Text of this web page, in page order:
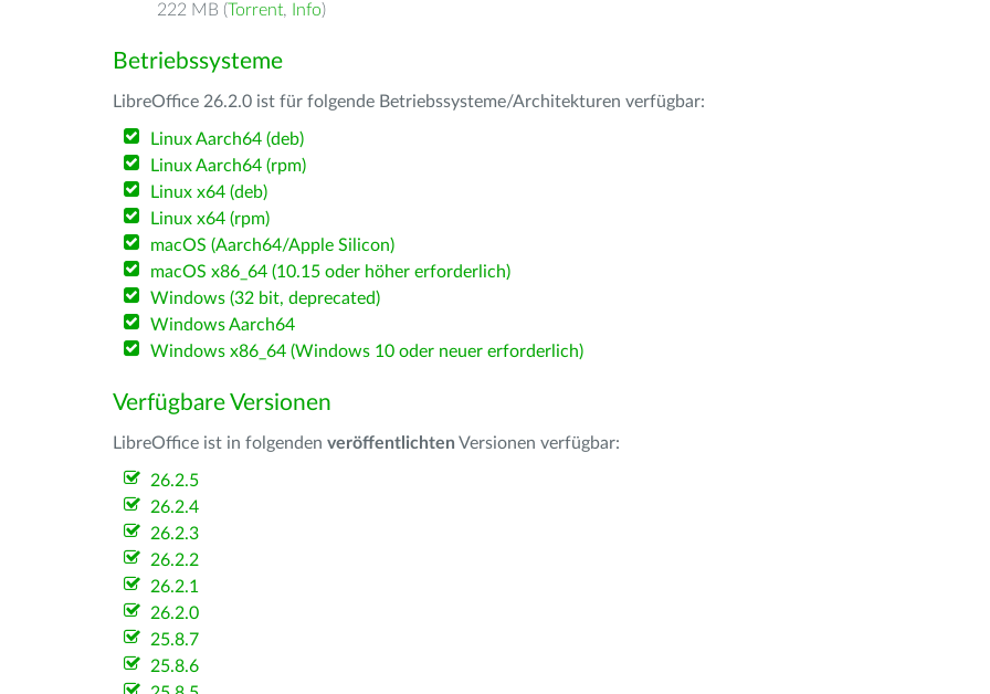
222 MB (Torrent, Info)
Betriebssysteme
LibreOffice 26.2.0 ist für folgende Betriebssysteme/Architekturen verfügbar:
Linux Aarch64 (deb)
Linux Aarch64 (rpm)
Linux x64 (deb)
Linux x64 (rpm)
macOS (Aarch64/Apple Silicon)
macOS x86_64 (10.15 oder höher erforderlich)
Windows (32 bit, deprecated)
Windows Aarch64
Windows x86_64 (Windows 10 oder neuer erforderlich)
Verfügbare Versionen
LibreOffice ist in folgenden veröffentlichten Versionen verfügbar:
26.2.5
26.2.4
26.2.3
26.2.2
26.2.1
26.2.0
25.8.7
25.8.6